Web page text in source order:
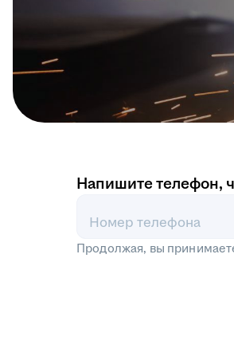
Напишите телефон,
Номер телефона
Продолжая, вы